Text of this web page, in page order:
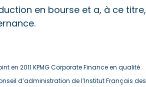
en bourse et a, à ce titre,
en 2011 KPMG Corporate Finance en qualité
d’administration de l’Institut Français des